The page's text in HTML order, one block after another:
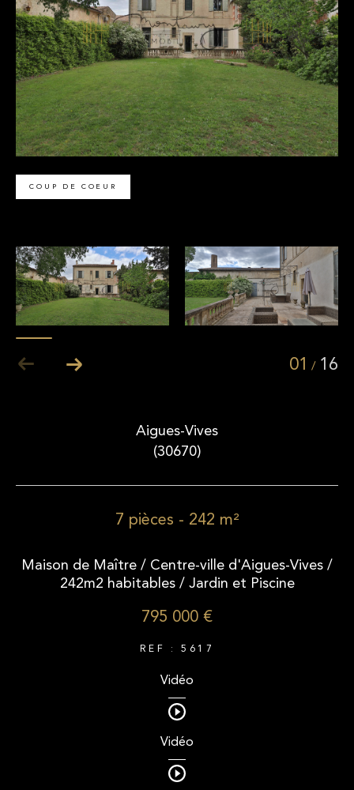
COUP DE COEUR
01 / 16
Aigues-Vives
(30670)
7 pièces - 242 m²
Maison de Maître / Centre-ville d'Aigues-Vives /
242m2 habitables / Jardin et Piscine
795 000 €
REF : 5617
Vidéo
Vidéo